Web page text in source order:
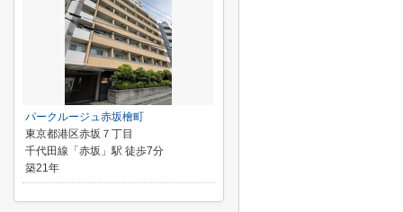
パークルージュ赤坂檜町
東京都港区赤坂７丁目
千代田線「赤坂」駅 徒歩7分
築21年